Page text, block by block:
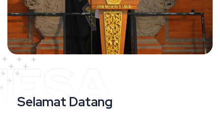
Selamat Datang